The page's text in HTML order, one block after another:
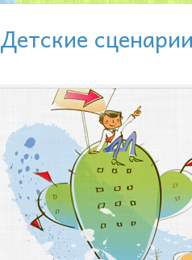
Детские сценарии